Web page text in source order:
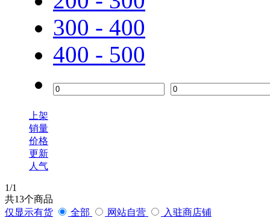
300 - 400
400 - 500
上架
销量
价格
更新
人气
1/1
共13个商品
仅显示有货
全部 网站自营 入驻商店铺